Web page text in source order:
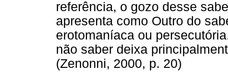
referência, o gozo desse
apresenta como Outro do
erotomaníaca ou
não saber deixa
(Zenonni, 2000, p. 20)